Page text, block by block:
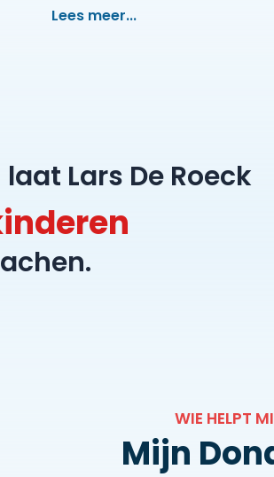
Lees meer...
laat Lars De Roeck
WIE HELPT
Mijn